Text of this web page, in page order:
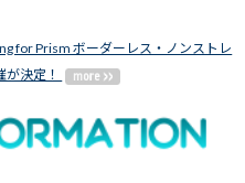
for Prism ボーダーレス・ノンストレ
決定！